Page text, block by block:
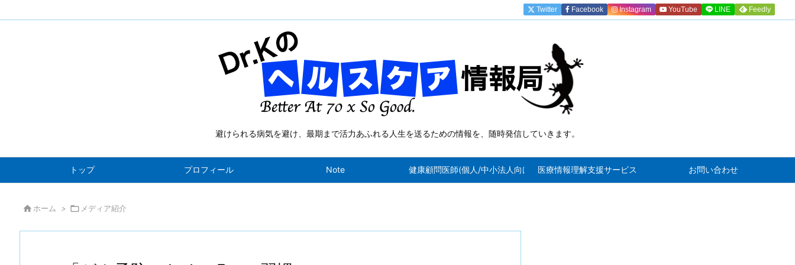
避けられる病気を避け、最期まで活力あふれる人生を送るための情報を、随時発信していきます。
トップ プロフィール Note 健康顧問医師(個人/中小法人向け) 医療情報理解支援サービス お問い合わせ
Twitter Facebook Instagram YouTube LINE Feedly
 ホーム >  メディア紹介